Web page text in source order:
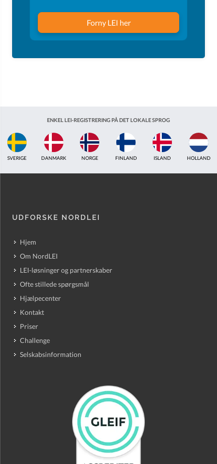
Forny LEI her
ENKEL LEI-REGISTRERING PÅ DET LOKALE SPROG
ISLAND HOLLAND STORBRITANNIEN INDIEN ESTLAND
UDFORSKE NORDLEI
Hjem
Om NordLEI
LEI-løsninger og partnerskaber
Ofte stillede spørgsmål
Hjælpecenter
Kontakt
Priser
Challenge
Selskabsinformation